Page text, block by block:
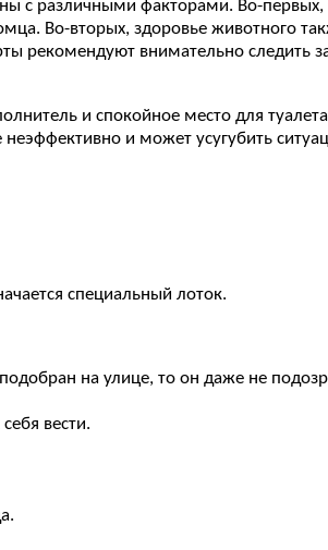
с различными факторами. Во-
Во-вторых, здоровье животного
рекомендуют внимательно следить
и спокойное место для
и может усугубить
специальный лоток.
на улице, то он даже не
вести.